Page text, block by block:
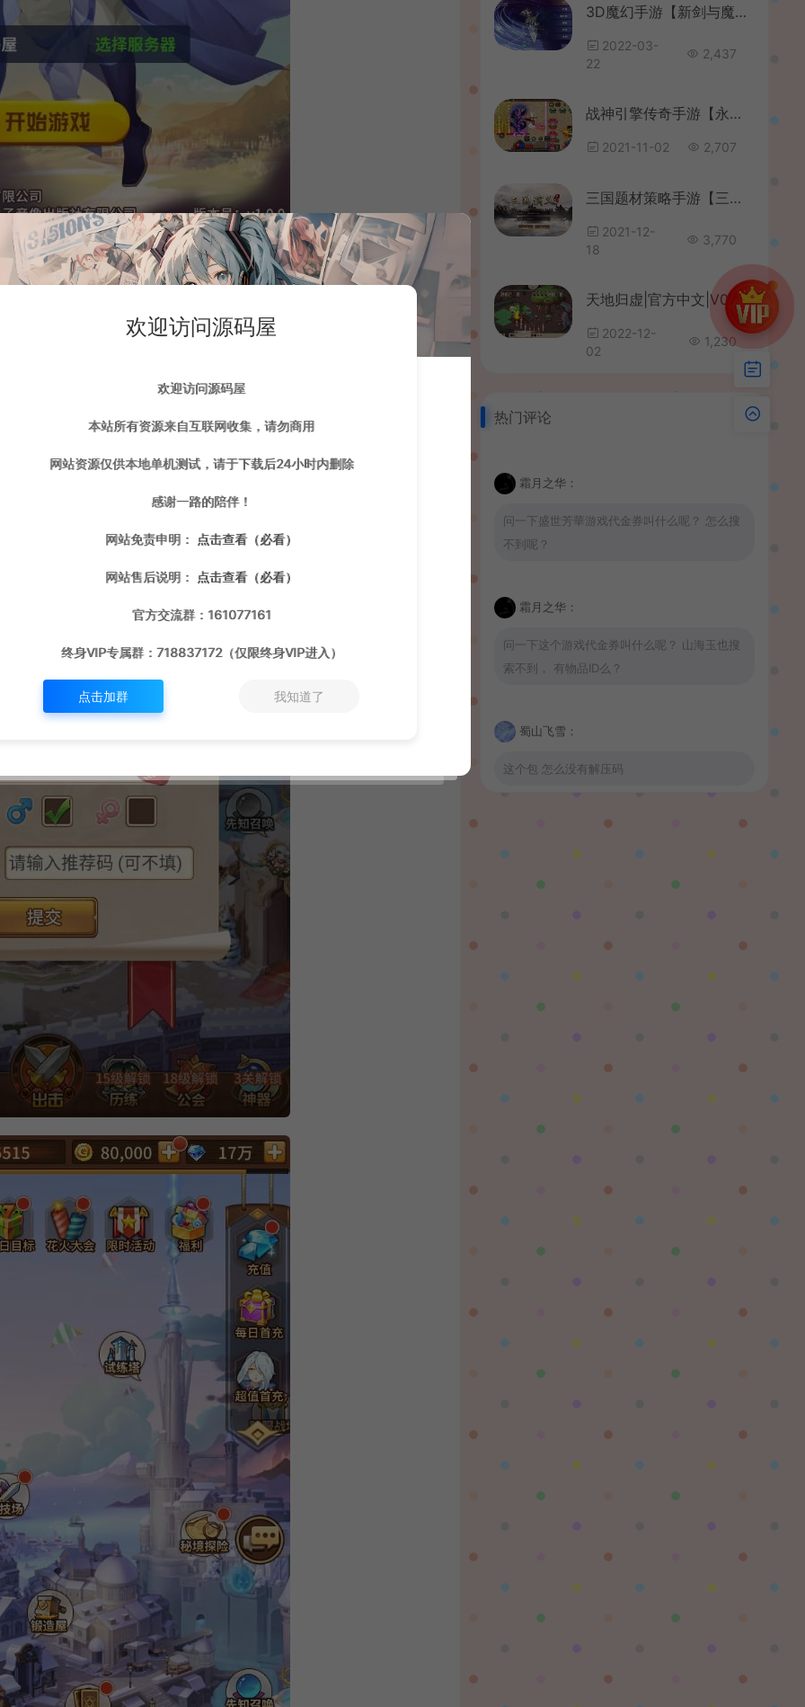
3D魔幻手游【新剑与魔法IP版】最新整理单机一键即玩镜像服务端+Linux本地学习手工端+列表解密工具+安卓苹果双端+GM后台+详细搭建教程
2022-03-
22
2,437
战神引擎传奇手游【永恒传说】最新整理Win系服务端+安卓苹果双端+GM后台+详细搭建教程
2021-11-02 2,707
三国题材策略手游【三国演义】最新整理神机三国Win一键即玩服务端+安卓苹果双端+GM授权后台+详细搭建教程
2021-12-
18
3,770
天地归虚|官方中文|V0.70.004.01-太初世界-后羿射日-大罗天仙|解压即撸|
2022-12-
02
1,230
热门评论
霜月之华：
问一下盛世芳華游戏代金券叫什么呢？ 怎么搜
不到呢？
霜月之华：
问一下这个游戏代金券叫什么呢？ 山海玉也搜
索不到， 有物品ID么？
蜀山飞雪：
这个包 怎么没有解压码
问一下这个游戏代金券叫什么呢？GM后台搜不
欢迎访问源码屋
欢迎访问源码屋
本站所有资源来自互联网收集，请勿商用
网站资源仅供本地单机测试，请于下载后24小时内删除
感谢一路的陪伴！
网站免责申明： 点击查看（必看）
网站售后说明： 点击查看（必看）
官方交流群：161077161
终身VIP专属群：718837172（仅限终身VIP进入）
点击加群 我知道了